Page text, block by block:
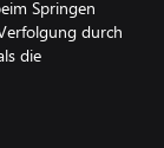
Springen
durch
die